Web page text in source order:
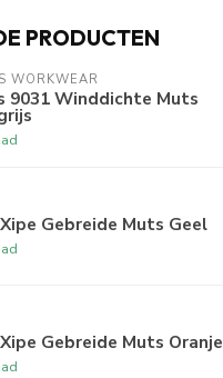
PRODUCTEN
WORKWEAR
9031 Winddichte Muts
Gebreide Muts Geel
Gebreide Muts Oranje